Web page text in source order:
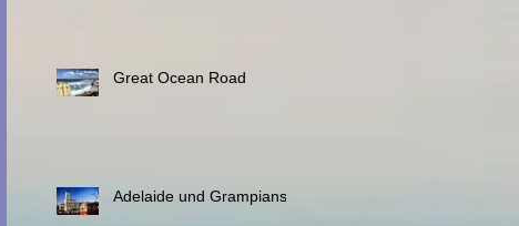
Great Ocean Road
Adelaide und Grampians